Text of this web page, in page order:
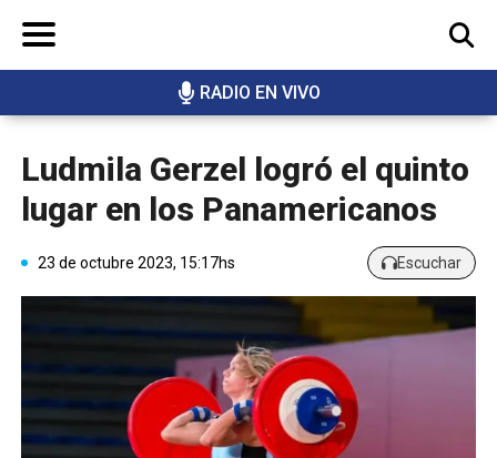
RADIO EN VIVO
BUSCAR
Ludmila Gerzel logró el quinto
lugar en los Panamericanos
23 de octubre 2023, 15:17hs Escuchar